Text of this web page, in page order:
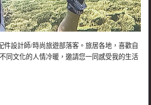
件設計師/時尚旅遊部落客。旅居各地，喜歡自
同文化的人情冷暖，邀請您一同感受我的生活